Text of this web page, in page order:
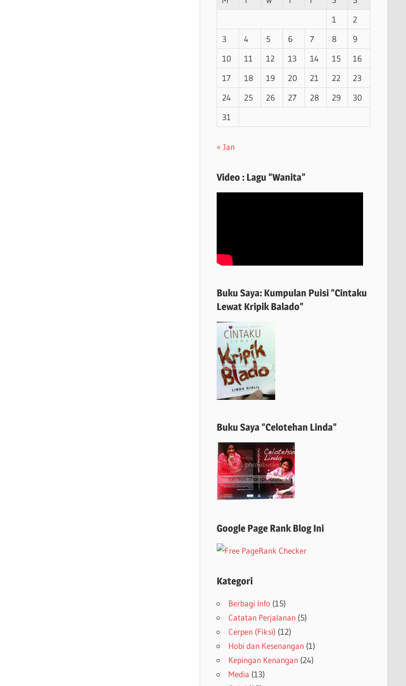
1
2
3
4 5 6 7 8
9
10
11 12 13 14 15
16
17
18 19 20 21 22
23
24
25 26 27 28 29
30
31
« Jan
Video : Lagu “Wanita”
Buku Saya: Kumpulan Puisi “Cintaku
Lewat Kripik Balado”
Buku Saya “Celotehan Linda”
Google Page Rank Blog Ini
Kategori
Berbagi Info (15)
Catatan Perjalanan (5)
Cerpen (Fiksi) (12)
Hobi dan Kesenangan (1)
Kepingan Kenangan (24)
Media (13)